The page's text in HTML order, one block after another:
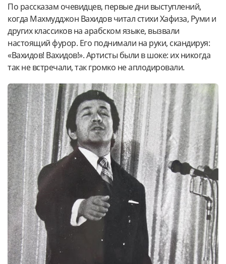
По рассказам очевидцев, первые дни выступлений,
когда Махмудджон Вахидов читал стихи Хафиза, Руми и
других классиков на арабском языке, вызвали
настоящий фурор. Его поднимали на руки, скандируя:
«Вахидов! Вахидов!». Артисты были в шоке: их никогда
так не встречали, так громко не аплодировали.